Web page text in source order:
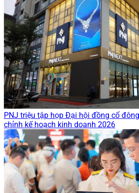
PNJ triệu tập họp Đại hội đồng cổ
chỉnh kế hoạch kinh doanh 2026